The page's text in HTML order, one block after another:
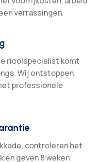
verrassingen.
rioolspecialist komt
Wij ontstoppen
professionele
controleren het
en geven 8 weken